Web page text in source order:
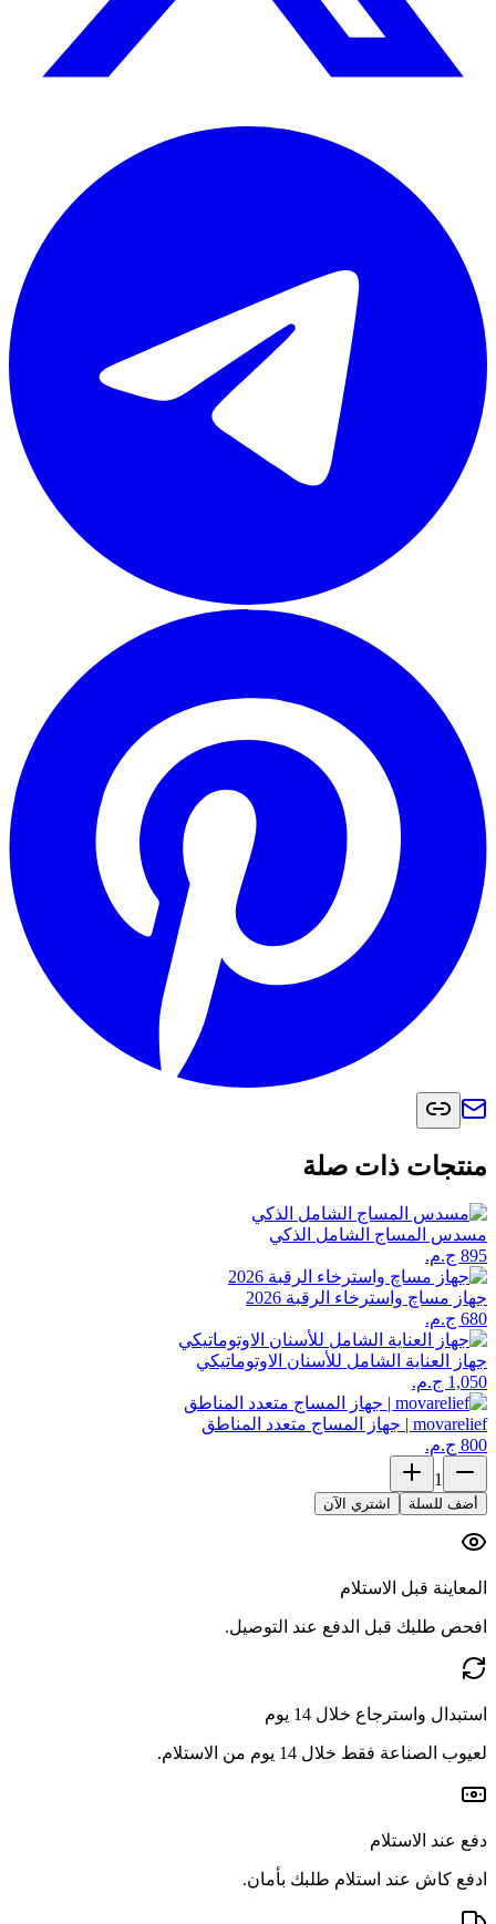
منتجات ذات صلة
مسدس المساج الشامل الذكي
جهاز مساچ واسترخاء الرقبة 2026
جهاز العناية الشامل للأسنان الاوتوماتيكي
movarelief | جهاز المساج متعدد المناطق
1
أضف للسلة اشتري الآن
المعاينة قبل الاستلام
افحص طلبك قبل الدفع عند التوصيل.
استبدال واسترجاع خلال 14 يوم
لعيوب الصناعة فقط خلال 14 يوم من الاستلام.
دفع عند الاستلام
ادفع كاش عند استلام طلبك بأمان.